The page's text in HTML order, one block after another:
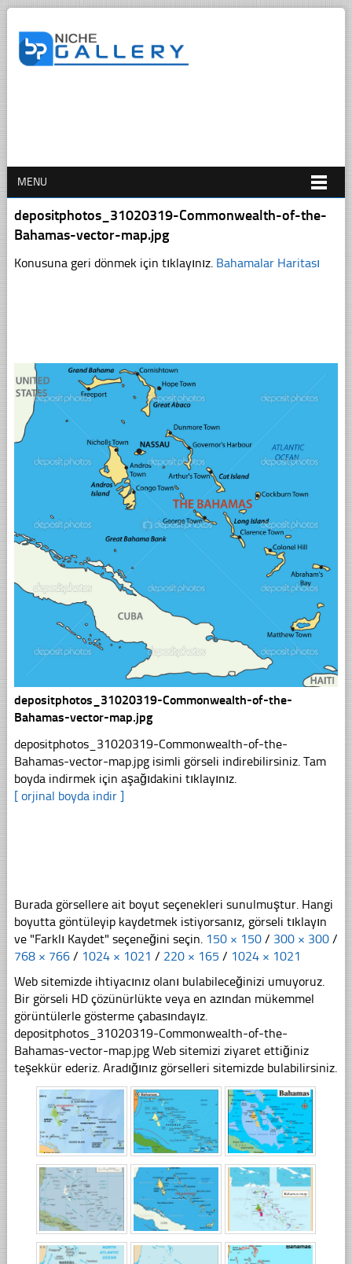
MENU
depositphotos_31020319-Commonwealth-of-the-
Bahamas-vector-map.jpg
Konusuna geri dönmek için tıklayınız. Bahamalar Haritası
depositphotos_31020319-Commonwealth-of-the-
Bahamas-vector-map.jpg
depositphotos_31020319-Commonwealth-of-the-
Bahamas-vector-map.jpg isimli görseli indirebilirsiniz. Tam
boyda indirmek için aşağıdakini tıklayınız.
[ orjinal boyda indir ]
Burada görsellere ait boyut seçenekleri sunulmuştur. Hangi
boyutta göntüleyip kaydetmek istiyorsanız, görseli tıklayın
ve "Farklı Kaydet" seçeneğini seçin. 150 × 150 / 300 × 300 /
768 × 766 / 1024 × 1021 / 220 × 165 / 1024 × 1021
Web sitemizde ihtiyacınız olanı bulabileceğinizi umuyoruz.
Bir görseli HD çözünürlükte veya en azından mükemmel
görüntülerle gösterme çabasındayız.
depositphotos_31020319-Commonwealth-of-the-
Bahamas-vector-map.jpg Web sitemizi ziyaret ettiğiniz
teşekkür ederiz. Aradığınız görselleri sitemizde bulabilirsiniz.